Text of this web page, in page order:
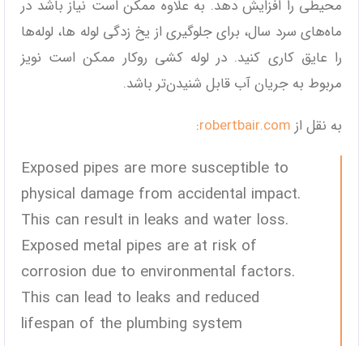
محیطی را افزایش دهد. به علاوه ممکن است نیاز باشد در
ماه‌های سرد سال، برای جلوگیری از یخ زدگی لوله ها، لوله‌ها
را عایق کاری کنید. در لوله کشی روکار ممکن است نویز
مربوط به جریان آب قابل شنیدن‌تر باشد.
به نقل از robertbair.com
:
Exposed pipes are more susceptible to
physical damage from accidental impact.
This can result in leaks and water loss.
Exposed metal pipes are at risk of
corrosion due to environmental factors.
This can lead to leaks and reduced
lifespan of the plumbing system